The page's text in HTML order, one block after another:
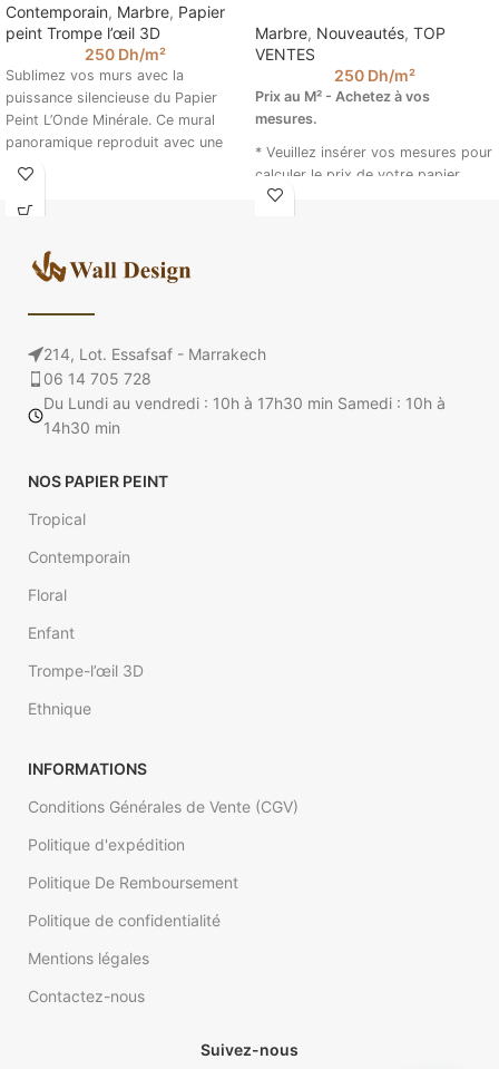
Contemporain, Marbre, Papier
peint Trompe l’œil 3D
250 Dh/m²
Sublimez vos murs avec la
puissance silencieuse du Papier
Peint L’Onde Minérale. Ce mural
panoramique reproduit avec une
précision saisissante
Marbre, Nouveautés, TOP
VENTES
250 Dh/m²
Prix au M² - Achetez à vos
mesures.
* Veuillez insérer vos mesures pour
calculer le prix de votre papier
peint intissé. (Ex : 4.5 m sur 2.85).
214, Lot. Essafsaf - Marrakech
06 14 705 728
Du Lundi au vendredi : 10h à 17h30 min Samedi : 10h à
14h30 min
NOS PAPIER PEINT
Tropical
Contemporain
Floral
Enfant
Trompe-l’œil 3D
Ethnique
INFORMATIONS
Conditions Générales de Vente (CGV)
Politique d'expédition
Politique De Remboursement
Politique de confidentialité
Mentions légales
Contactez-nous
Suivez-nous